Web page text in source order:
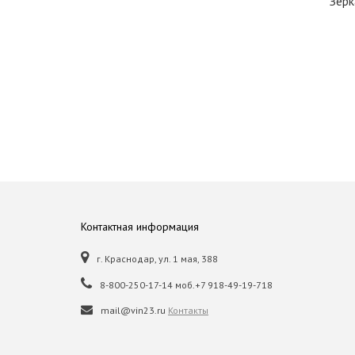
Контактная информация
г. Краснодар, ул. 1 мая, 388
8-800-250-17-14 моб.+7 918-49-19-718
mail@vin23.ru Контакты